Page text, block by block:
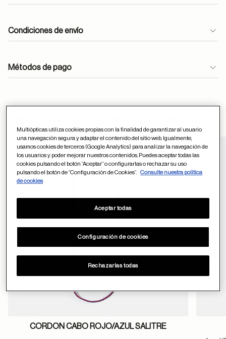
Condiciones de envío
Métodos de pago
Guardar en
CORDON CABO ROJO/AZUL SALITRE
Multiópticas utiliza cookies propias con la finalidad de garantizar al usuario
una navegación segura y adaptar el contenido del sitio web. Igualmente,
usamos cookies de terceros (Google Analytics) para analizar la navegación de
los usuarios y poder mejorar nuestros contenidos. Puedes aceptar todas las
cookies pulsando el botón “Aceptar” o configurarlas o rechazar su uso
pulsando el botón de “Configuración de Cookies”.
Consulte nuestra política
de cookies
Configuración de cookies
Rechazarlas todas
Aceptar todas